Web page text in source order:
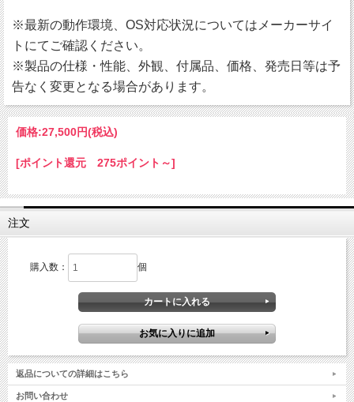
※最新の動作環境、OS対応状況についてはメーカーサイ
トにてご確認ください。
※製品の仕様・性能、外観、付属品、価格、発売日等は予
告なく変更となる場合があります。
価格:27,500円(税込)
[ポイント還元 275ポイント～]
注文
購入数： 個
返品についての詳細はこちら
お問い合わせ